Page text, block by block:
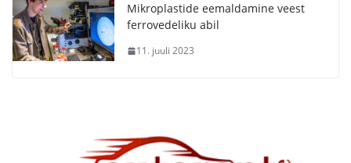
Mikroplastide eemaldamine veest
ferrovedeliku abil
11. juuli 2023